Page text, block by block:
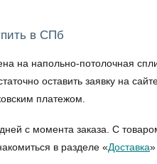
в СПб
напольно-потолочная
оставить заявку на
платежом.
с момента заказа. С
в разделе «Доставка»